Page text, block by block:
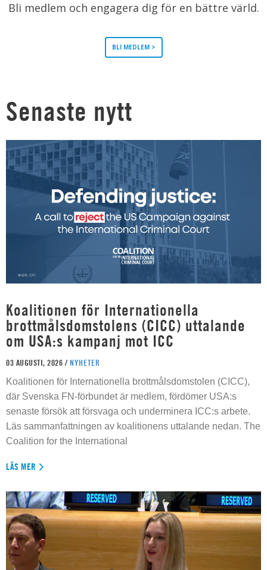
Bli medlem och engagera dig för en bättre värld.
BLI MEDLEM >
Senaste nytt
Koalitionen för Internationella
brottmålsdomstolens (CICC) uttalande
om USA:s kampanj mot ICC
03 AUGUSTI, 2026 / NYHETER
Koalitionen för Internationella brottmålsdomstolen (CICC),
där Svenska FN-förbundet är medlem, fördömer USA:s
senaste försök att försvaga och underminera ICC:s arbete.
Läs sammanfattningen av koalitionens uttalande nedan. The
Coalition for the International
LÄS MER